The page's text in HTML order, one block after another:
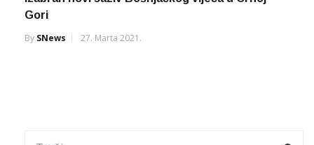
Gori
By SNews 27. Marta 2021.